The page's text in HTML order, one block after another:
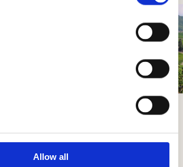
Allow all
Rèmole